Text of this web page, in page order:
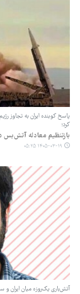
پاسخ کوبنده ایران به تجاوز
کرد؛
بازتنظیم معادله آتش‌بس
۱۴۰۵-۰۳-۱۹ ۰۵:۲۵
آتش‌باری یک‌روزه میان ایران و